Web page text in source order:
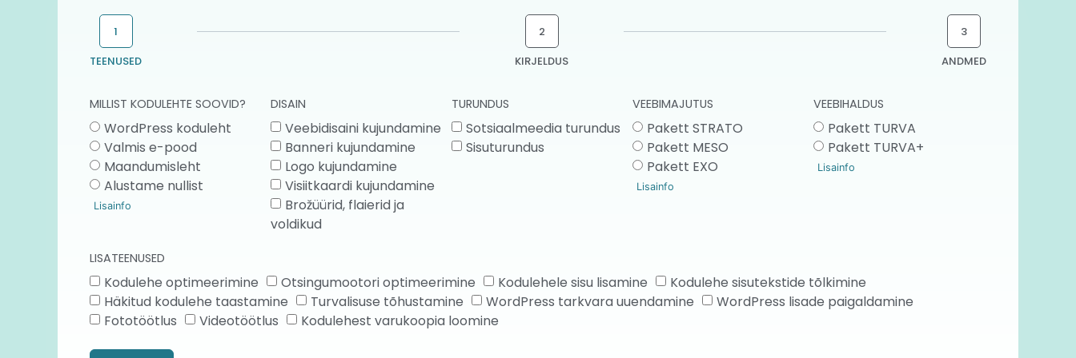
1
TEENUSED
2
KIRJELDUS
3
ANDMED
MILLIST KODULEHTE SOOVID?
WordPress koduleht
Valmis e-pood
Maandumisleht
Alustame nullist
Lisainfo
DISAIN
Veebidisaini kujundamine
Banneri kujundamine
Logo kujundamine
Visiitkaardi kujundamine
Brožüürid, flaierid ja
voldikud
TURUNDUS
Sotsiaalmeedia turundus
Sisuturundus
VEEBIMAJUTUS
Pakett STRATO
Pakett MESO
Pakett EXO
Lisainfo
VEEBIHALDUS
Pakett TURVA
Pakett TURVA+
Lisainfo
LISATEENUSED
Kodulehe optimeerimine Otsingumootori optimeerimine Kodulehele sisu lisamine
Kodulehe sisutekstide tõlkimine
Häkitud kodulehe taastamine
Turvalisuse tõhustamine WordPress tarkvara uuendamine
WordPress lisade paigaldamine
Fototöötlus
Videotöötlus Kodulehest varukoopia loomine